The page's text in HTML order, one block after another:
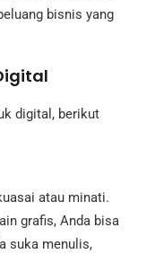
bisnis yang
digital, berikut
atau minati.
grafis, Anda bisa
suka menulis,